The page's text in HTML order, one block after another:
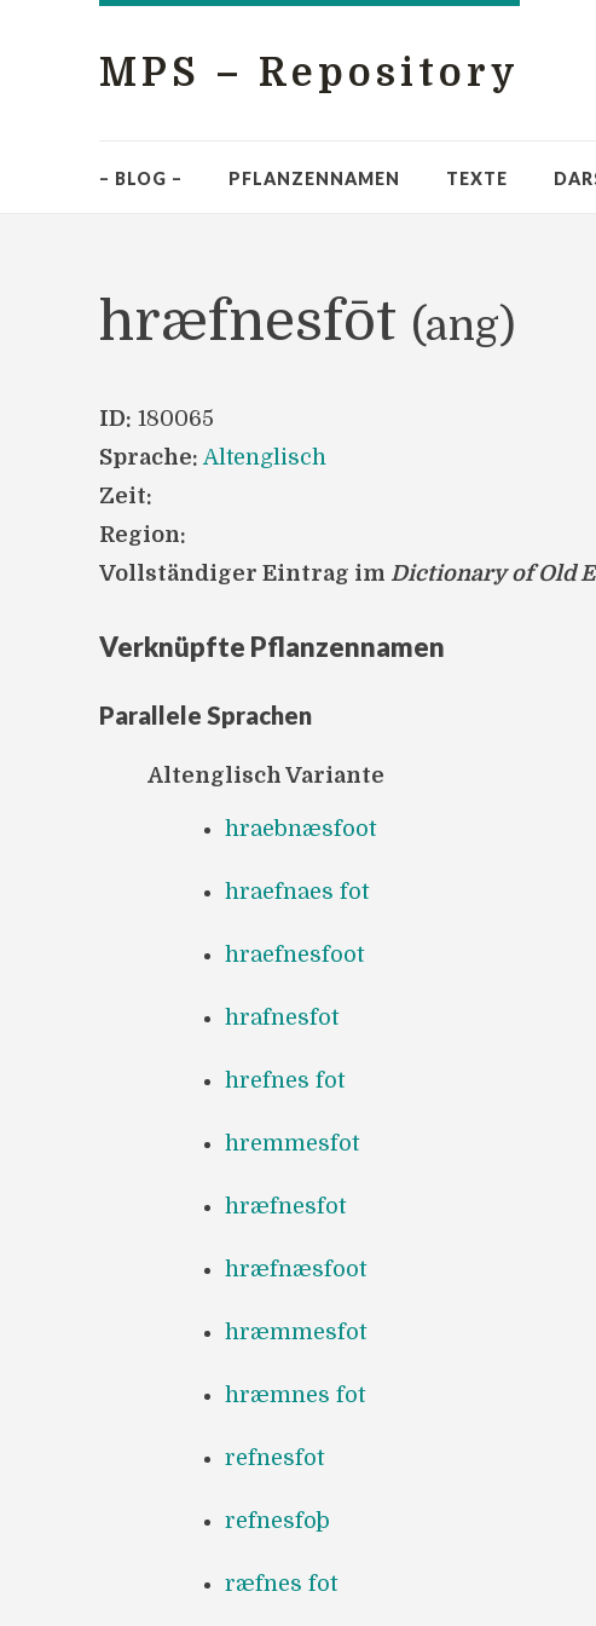
MPS – Repository
– BLOG – PFLANZENNAMEN TEXTE
hræfnesfōt (ang)
ID: 180065
Sprache: Altenglisch
Zeit:
Region:
Vollständiger Eintrag im Dictionary of Old
Verknüpfte Pflanzennamen
Parallele Sprachen
Altenglisch Variante
hraebnæsfoot
hraefnaes fot
hraefnesfoot
hrafnesfot
hrefnes fot
hremmesfot
hræfnesfot
hræfnæsfoot
hræmmesfot
hræmnes fot
refnesfot
refnesfoþ
ræfnes fot